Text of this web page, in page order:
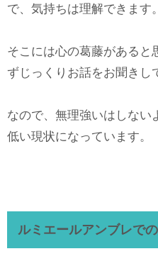
で、気持ちは理解できます。
そこには心の葛藤があると
ずじっくりお話をお聞きし
なので、無理強いはしない
低い現状になっています。
ルミエールアンブレで